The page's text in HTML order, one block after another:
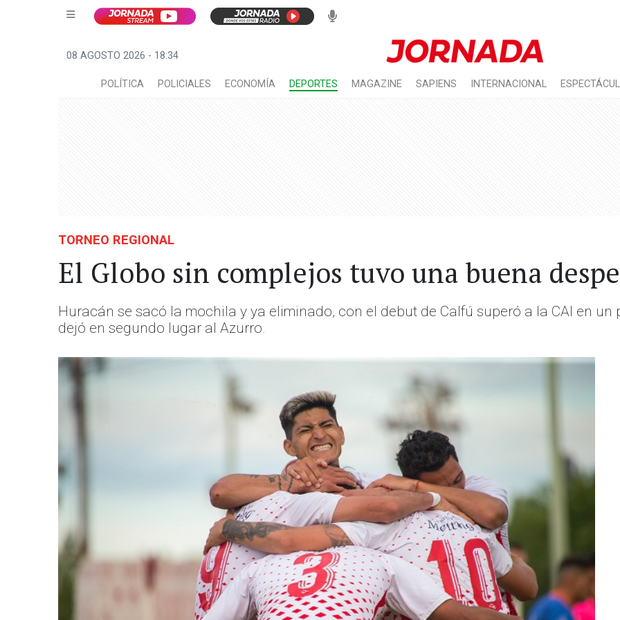
08 AGOSTO 2026 - 18:34
POLÍTICA POLICIALES ECONOMÍA DEPORTES MAGAZINE SAPIENS INTERNACIONAL
TORNEO REGIONAL
El Globo sin complejos tuvo una buena
Huracán se sacó la mochila y ya eliminado, con el debut de Calfú superó a la CAI en
dejó en segundo lugar al Azurro.